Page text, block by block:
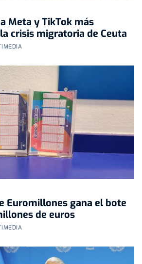
Meta y TikTok más
crisis migratoria de Ceuta
Euromillones gana el bote
de euros